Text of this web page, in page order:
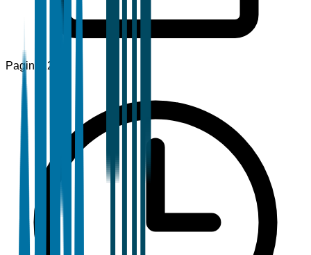
Pagine 120+